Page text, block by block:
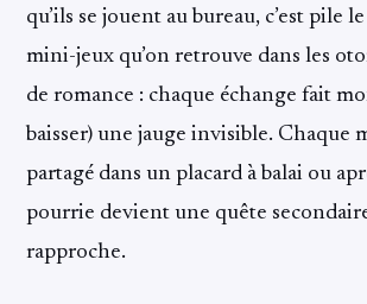
qu’ils se jouent au bureau, c’est pile
mini-jeux qu’on retrouve dans les
de romance : chaque échange fait
baisser) une jauge invisible. Chaque
partagé dans un placard à balai ou
pourrie devient une quête
rapproche.